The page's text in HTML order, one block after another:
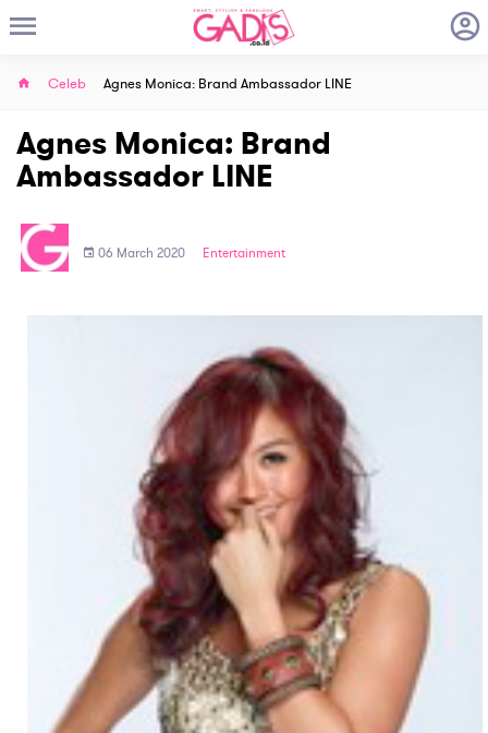
Celeb Agnes Monica: Brand Ambassador LINE
Agnes Monica: Brand
Ambassador LINE
06 March 2020 Entertainment